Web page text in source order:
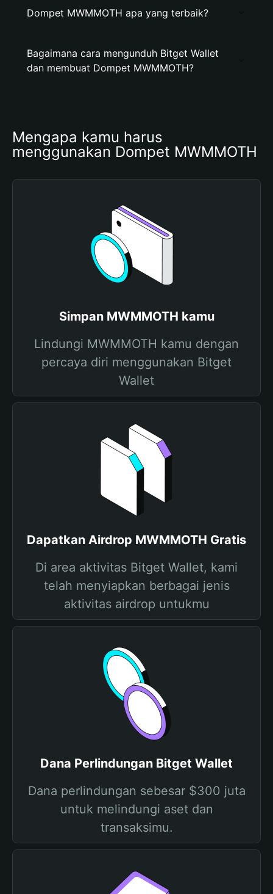
Dompet MWMMOTH apa yang terbaik?
Bagaimana cara mengunduh Bitget Wallet
dan membuat Dompet MWMMOTH?
Mengapa kamu harus
menggunakan Dompet MWMMOTH
Simpan MWMMOTH kamu
Lindungi MWMMOTH kamu dengan
percaya diri menggunakan Bitget
Wallet
Dapatkan Airdrop MWMMOTH Gratis
Di area aktivitas Bitget Wallet, kami
telah menyiapkan berbagai jenis
aktivitas airdrop untukmu
Dana Perlindungan Bitget Wallet
Dana perlindungan sebesar $300 juta
untuk melindungi aset dan
transaksimu.